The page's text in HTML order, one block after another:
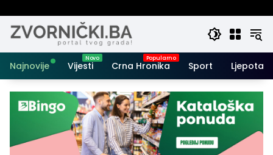
Najnovije Vijesti Crna Hronika Sport Ljepota i